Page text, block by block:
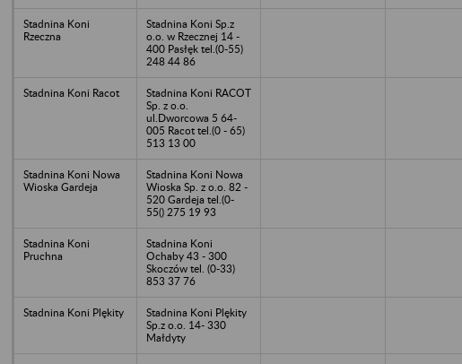
Stadnina Koni
Rzeczna
Stadnina Koni Sp.z
o.o. w Rzecznej 14 -
400 Pasłęk tel.(0-55)
248 44 86
Stadnina Koni Racot
Stadnina Koni RACOT
Sp. z o.o.
ul.Dworcowa 5 64-
005 Racot tel.(0 - 65)
513 13 00
Stadnina Koni Nowa
Wioska Gardeja
Stadnina Koni Nowa
Wioska Sp. z o.o. 82 -
520 Gardeja tel.(0-
55() 275 19 93
Stadnina Koni
Pruchna
Stadnina Koni
Ochaby 43 - 300
Skoczów tel. (0-33)
853 37 76
Stadnina Koni Plękity
Stadnina Koni Plękity
Sp.z o.o. 14- 330
Małdyty